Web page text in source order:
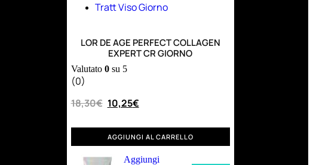
Tratt Viso Giorno
LOR DE AGE PERFECT COLLAGEN
EXPERT CR GIORNO
Valutato 0su 5
(0)
18,30€ 10,25€
AGGIUNGI AL CARRELLO
Aggiungi